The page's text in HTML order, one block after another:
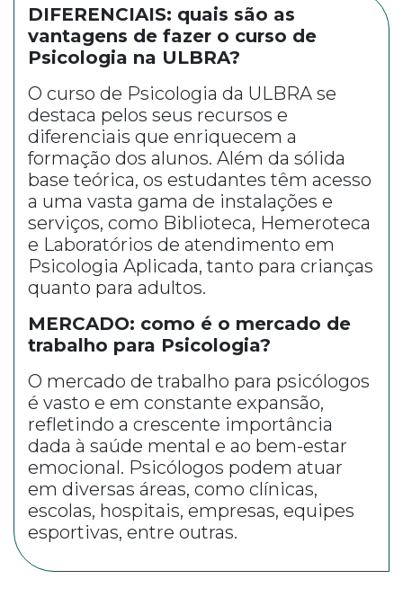
DIFERENCIAIS: quais são as
vantagens de fazer o curso de
Psicologia na ULBRA?
O curso de Psicologia da ULBRA se
destaca pelos seus recursos e
diferenciais que enriquecem a
formação dos alunos. Além da sólida
base teórica, os estudantes têm acesso
a uma vasta gama de instalações e
serviços, como Biblioteca, Hemeroteca
e Laboratórios de atendimento em
Psicologia Aplicada, tanto para crianças
quanto para adultos.
MERCADO: como é o mercado de
trabalho para Psicologia?
O mercado de trabalho para psicólogos
é vasto e em constante expansão,
refletindo a crescente importância
dada à saúde mental e ao bem-estar
emocional. Psicólogos podem atuar
em diversas áreas, como clínicas,
escolas, hospitais, empresas, equipes
esportivas, entre outras.